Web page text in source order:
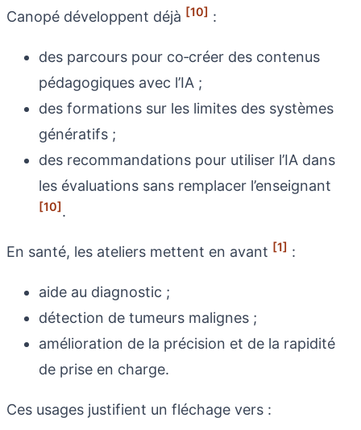
Canopé développent déjà [10] :
des parcours pour co‑créer des contenus
pédagogiques avec l’IA ;
des formations sur les limites des systèmes
génératifs ;
des recommandations pour utiliser l’IA dans
les évaluations sans remplacer l’enseignant
[10].
En santé, les ateliers mettent en avant [1] :
aide au diagnostic ;
détection de tumeurs malignes ;
amélioration de la précision et de la rapidité
de prise en charge.
Ces usages justifient un fléchage vers :